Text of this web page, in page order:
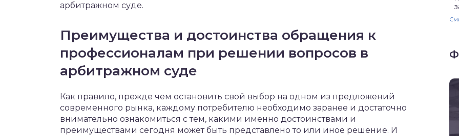
арбитражном суде.
Преимущества и достоинства обращения к
профессионалам при решении вопросов в
арбитражном суде
Как правило, прежде чем остановить свой выбор на одном из предложений
современного рынка, каждому потребителю необходимо заранее и достаточно
внимательно ознакомиться с тем, какими именно достоинствами и
преимуществами сегодня может быть представлено то или иное решение. И